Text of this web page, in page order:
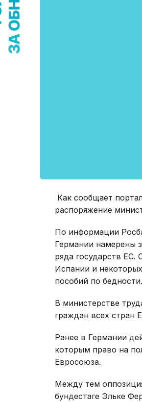
Как сообщает
распоряжение
По информации
Германии намерены
ряда государств
Испании и
пособий по бедности.
В министерстве
граждан всех стран
Ранее в Германии
которым право на
Евросоюза.
Между тем
бундестаге Эльке